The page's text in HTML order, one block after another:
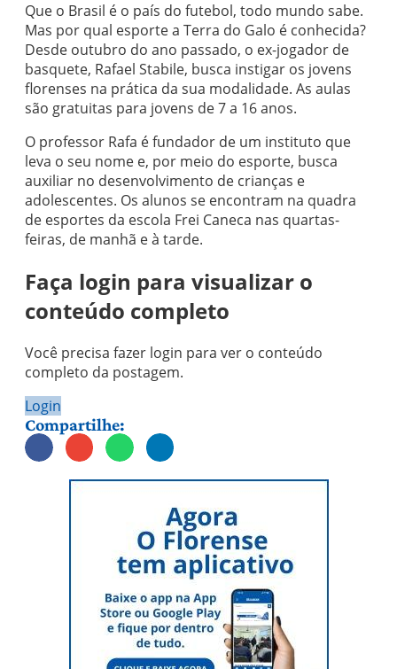
Que o Brasil é o país do futebol, todo mundo sabe.
Mas por qual esporte a Terra do Galo é conhecida?
Desde outubro do ano passado, o ex-jogador de
basquete, Rafael Stabile, busca instigar os jovens
florenses na prática da sua modalidade. As aulas
são gratuitas para jovens de 7 a 16 anos.
O professor Rafa é fundador de um instituto que
leva o seu nome e, por meio do esporte, busca
auxiliar no desenvolvimento de crianças e
adolescentes. Os alunos se encontram na quadra
de esportes da escola Frei Caneca nas quartas-
feiras, de manhã e à tarde.
Faça login para visualizar o
conteúdo completo
Você precisa fazer login para ver o conteúdo
completo da postagem.
Login
Compartilhe: